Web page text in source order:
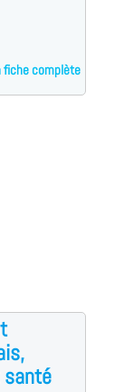
fiche complète